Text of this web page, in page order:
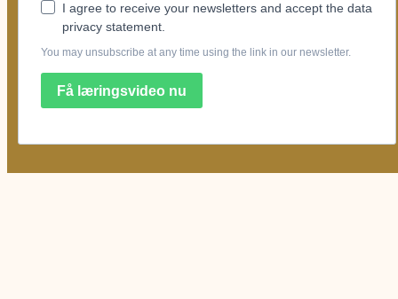
I agree to receive your newsletters and accept the data
privacy statement.
You may unsubscribe at any time using the link in our newsletter.
Få læringsvideo nu